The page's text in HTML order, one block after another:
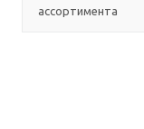
ассортимента